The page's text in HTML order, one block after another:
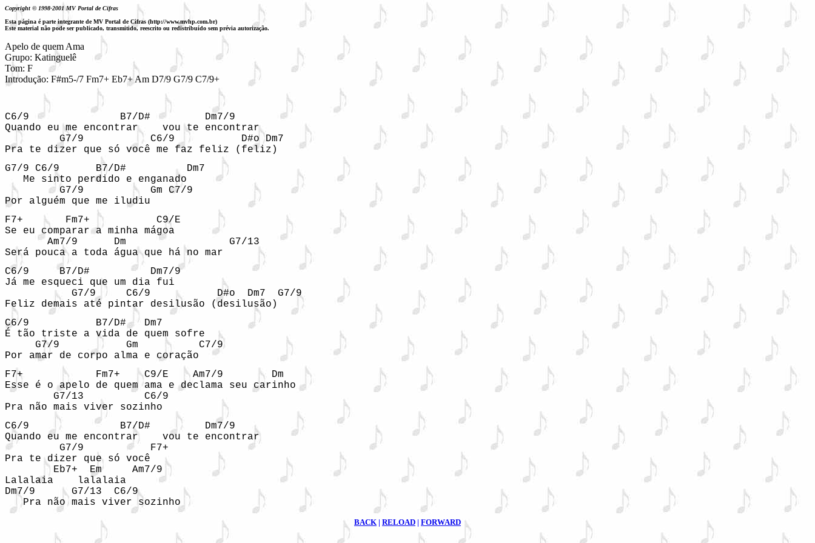
Copyright © 1998-2001 MV Portal de Cifras
Esta página é parte integrante de MV Portal de Cifras (http://www.mvhp.com.br)
Este material não pode ser publicado, transmitido, reescrito ou redistribuído sem prévia autorização.
Apelo de quem Ama
Grupo: Katinguelê
Tom: F
Introdução: F#m5-/7 Fm7+ Eb7+ Am D7/9 G7/9 C7/9+
C6/9               B7/D#         Dm7/9
Quando eu me encontrar    vou te encontrar
         G7/9           C6/9           D#o Dm7
Pra te dizer que só você me faz feliz (feliz)
G7/9 C6/9      B7/D#          Dm7
   Me sinto perdido e enganado
         G7/9           Gm C7/9
Por alguém que me iludiu
F7+       Fm7+           C9/E
Se eu comparar a minha mágoa
       Am7/9      Dm                 G7/13
Será pouca a toda água que há no mar
C6/9     B7/D#          Dm7/9
Já me esqueci que um dia fui
           G7/9     C6/9           D#o  Dm7  G7/9
Feliz demais até pintar desilusão (desilusão)
C6/9           B7/D#   Dm7
É tão triste a vida de quem sofre
     G7/9           Gm          C7/9
Por amar de corpo alma e coração
F7+            Fm7+    C9/E    Am7/9        Dm
Esse é o apelo de quem ama e declama seu carinho
        G7/13          C6/9
Pra não mais viver sozinho
C6/9               B7/D#         Dm7/9
Quando eu me encontrar    vou te encontrar
         G7/9           F7+
Pra te dizer que só você
        Eb7+  Em     Am7/9
Lalalaia    lalalaia
Dm7/9      G7/13  C6/9
   Pra não mais viver sozinho
BACK | RELOAD | FORWARD